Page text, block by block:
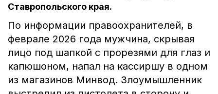
Ставропольского края.
По информации правоохранителей, в
феврале 2026 года мужчина, скрывая
лицо под шапкой с прорезями для глаз и
капюшоном, напал на кассиршу в одном
из магазинов Минвод. Злоумышленник